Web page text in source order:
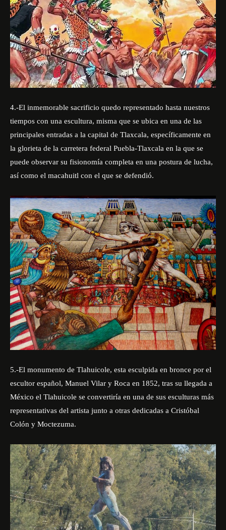
4.-El inmemorable sacrificio quedo representado hasta nuestros
tiempos con una escultura, misma que se ubica en una de las
principales entradas a la capital de Tlaxcala, específicamente en
la glorieta de la carretera federal Puebla-Tlaxcala en la que se
puede observar su fisionomía completa en una postura de lucha,
así como el macahuitl con el que se defendió.
5.-El monumento de Tlahuicole, esta esculpida en bronce por el
escultor español, Manuel Vilar y Roca en 1852, tras su llegada a
México el Tlahuicole se convertiría en una de sus esculturas más
representativas del artista junto a otras dedicadas a Cristóbal
Colón y Moctezuma.